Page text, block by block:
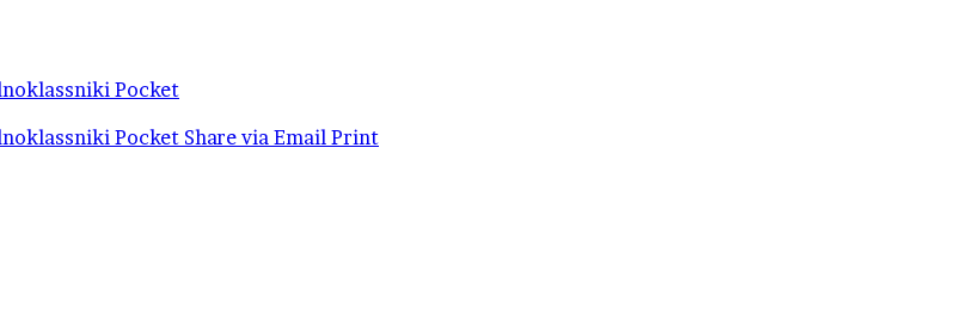
Pocket
Pocket Share via Email Print